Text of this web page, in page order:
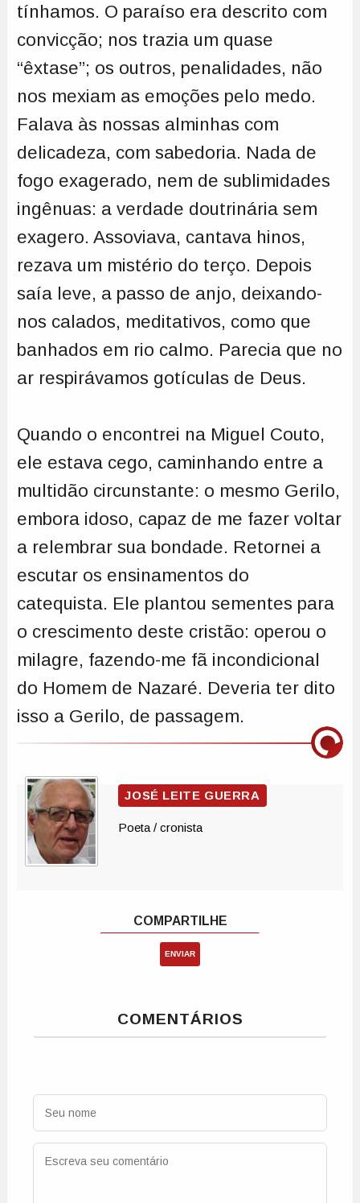
tínhamos. O paraíso era descrito com
convicção; nos trazia um quase
“êxtase”; os outros, penalidades, não
nos mexiam as emoções pelo medo.
Falava às nossas alminhas com
delicadeza, com sabedoria. Nada de
fogo exagerado, nem de sublimidades
ingênuas: a verdade doutrinária sem
exagero. Assoviava, cantava hinos,
rezava um mistério do terço. Depois
saía leve, a passo de anjo, deixando-
nos calados, meditativos, como que
banhados em rio calmo. Parecia que no
ar respirávamos gotículas de Deus.
Quando o encontrei na Miguel Couto,
ele estava cego, caminhando entre a
multidão circunstante: o mesmo Gerilo,
embora idoso, capaz de me fazer voltar
a relembrar sua bondade. Retornei a
escutar os ensinamentos do
catequista. Ele plantou sementes para
o crescimento deste cristão: operou o
milagre, fazendo-me fã incondicional
do Homem de Nazaré. Deveria ter dito
isso a Gerilo, de passagem.
ENVIAR
COMENTÁRIOS